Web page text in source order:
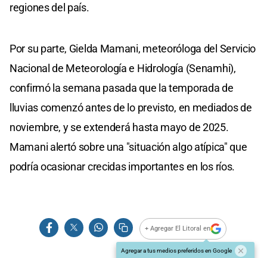
regiones del país.
Por su parte, Gielda Mamani, meteoróloga del Servicio
Nacional de Meteorología e Hidrología (Senamhi),
confirmó la semana pasada que la temporada de
lluvias comenzó antes de lo previsto, en mediados de
noviembre, y se extenderá hasta mayo de 2025.
Mamani alertó sobre una "situación algo atípica" que
podría ocasionar crecidas importantes en los ríos.
+ Agregar El Litoral en
Agregar a tus medios preferidos en Google